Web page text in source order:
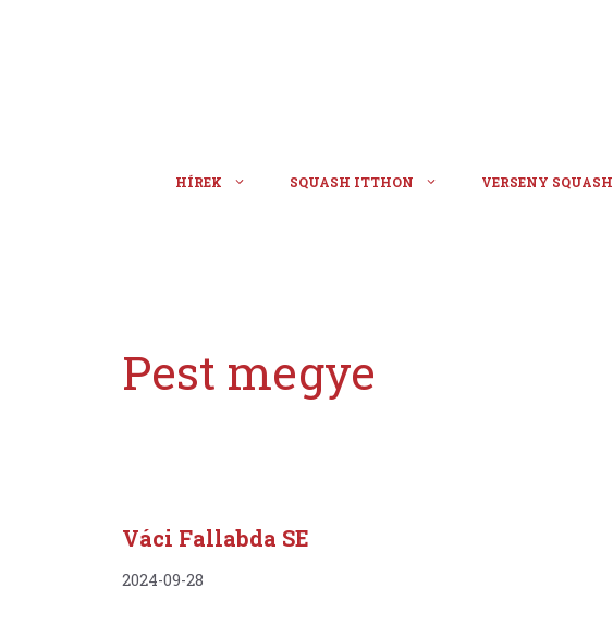
HÍREK SQUASH ITTHON VERSENY SQUASH
Pest megye
Váci Fallabda SE
2024-09-28